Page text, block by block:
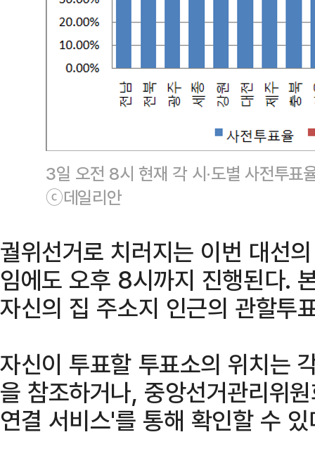
3일 오전 8시 현재 각 시·도별 사전투표
ⓒ데일리안
궐위선거로 치러지는 이번 대선
임에도 오후 8시까지 진행된다.
자신의 집 주소지 인근의 관할투
자신이 투표할 투표소의 위치는
을 참조하거나, 중앙선거관리위
연결 서비스'를 통해 확인할 수